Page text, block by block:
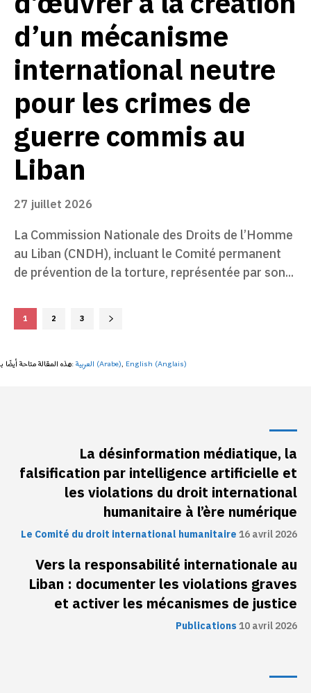
d’un mécanisme
international neutre
pour les crimes de
guerre commis au
Liban
27 juillet 2026
La Commission Nationale des Droits de l’Homme
au Liban (CNDH), incluant le Comité permanent
de prévention de la torture, représentée par son...
1 2 3
هذه المقالة متاحة أيضًا بـ:العربية (Arabe) English (Anglais)
La désinformation médiatique, la
falsification par intelligence artificielle et
les violations du droit international
humanitaire à l’ère numérique
Le Comité du droit international humanitaire16 avril 2026
Vers la responsabilité internationale au
Liban : documenter les violations graves
et activer les mécanismes de justice
Publications10 avril 2026